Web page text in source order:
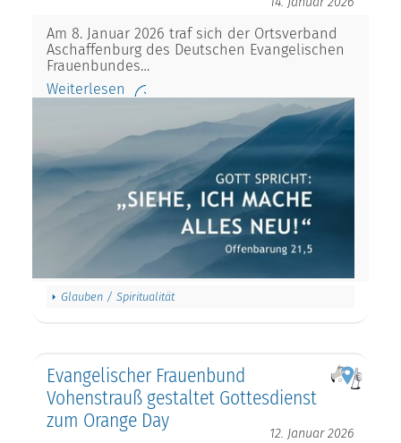
Am 8. Januar 2026 traf sich der Ortsverband
Aschaffenburg des Deutschen Evangelischen
Frauenbundes…
Weiterlesen
Glauben / Spiritualität
Evangelischer Frauenbund
Vohenstrauß gestaltet Gottesdienst
zum Orange Day
12. Januar 2026